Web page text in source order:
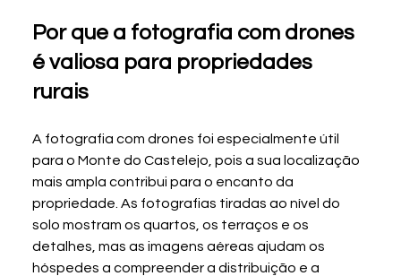
Por que a fotografia com drones
é valiosa para propriedades
rurais
A fotografia com drones foi especialmente útil
para o Monte do Castelejo, pois a sua localização
mais ampla contribui para o encanto da
propriedade. As fotografias tiradas ao nível do
solo mostram os quartos, os terraços e os
detalhes, mas as imagens aéreas ajudam os
hóspedes a compreender a distribuição e a